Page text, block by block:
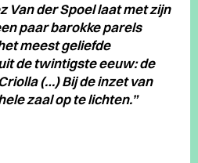
Van der Spoel laat met zijn
paar barokke parels
meest geliefde
de twintigste eeuw: de
(…) Bij de inzet van
zaal op te lichten.”